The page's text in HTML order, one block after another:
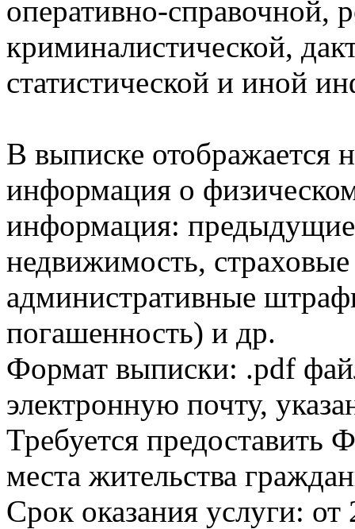
оперативно-справочной,
криминалистической,
статистической и иной
В выписке отображается
информация о
информация:
недвижимость,
административные
погашенность) и др.
Формат выписки: .pdf
электронную почту,
Требуется
места жительства
Срок оказания услуги: от